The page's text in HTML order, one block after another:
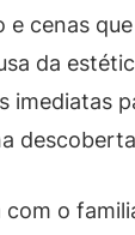
e cenas
da
imediatas
o